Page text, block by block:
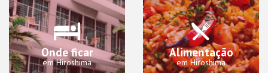
Onde ficar
em Hiroshima
Alimentação
em Hiroshima